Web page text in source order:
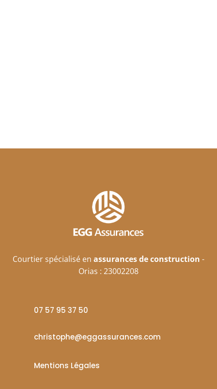
Courtier spécialisé en assurances de construction -
Orias : 23002208
07 57 95 37 50
christophe@eggassurances.com
Mentions Légales